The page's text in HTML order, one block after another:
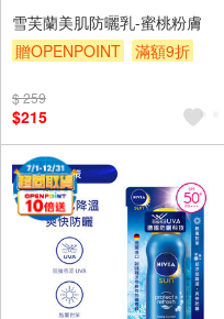
雪芙蘭美肌防曬乳-蜜桃粉膚
贈OPENPOINT
滿額9折
$ 259
$215